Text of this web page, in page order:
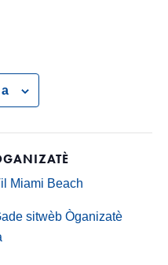
Miami Beach
sitwèb Òganizatè